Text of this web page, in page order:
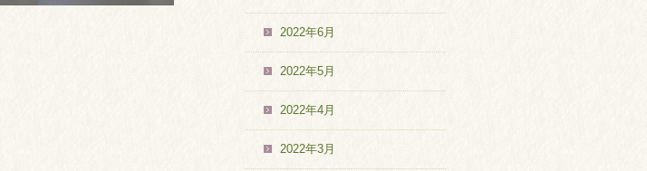
2022年6月
2022年5月
2022年4月
2022年3月